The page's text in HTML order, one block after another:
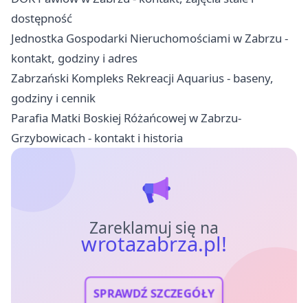
dostępność
Jednostka Gospodarki Nieruchomościami w Zabrzu -
kontakt, godziny i adres
Zabrzański Kompleks Rekreacji Aquarius - baseny,
godziny i cennik
Parafia Matki Boskiej Różańcowej w Zabrzu-
Grzybowicach - kontakt i historia
Zareklamuj się na
wrotazabrza.pl!
SPRAWDŹ SZCZEGÓŁY